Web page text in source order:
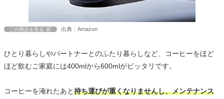
この商品を見る 出典：Amazon
ひとり暮らしやパートナーとのふたり暮らしなど、コーヒーをほど
ほど飲むご家庭には400mlから600mlがピッタリです。
コーヒーを淹れたあと持ち運びが重くなりませんし、メンテナンス